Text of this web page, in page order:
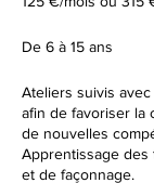
De 6 à 15 ans
Ateliers suivis
afin de favoriser la
de nouvelles
Apprentissage
et de façonnage.